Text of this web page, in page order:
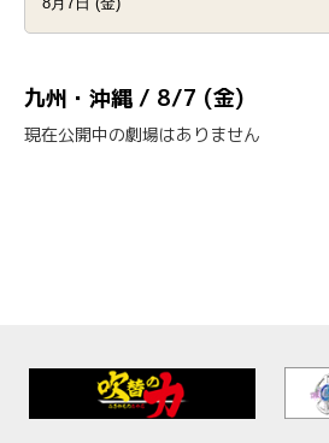
九州・沖縄 / 8/7 (金)
現在公開中の劇場はありません